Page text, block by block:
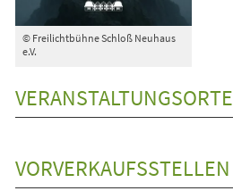
© Freilichtbühne Schloß Neuhaus
e.V.
VERANSTALTUNGSORTE
VORVERKAUFSSTELLEN